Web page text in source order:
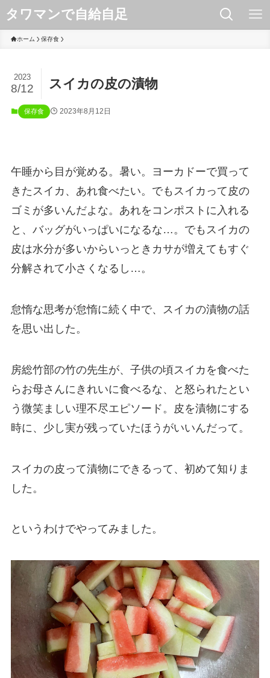
タワマンで自給自足
ホーム 保存食
スイカの皮の漬物
2023
8/12
保存食 2023年8月12日
午睡から目が覚める。暑い。ヨーカドーで買って
きたスイカ、あれ食べたい。でもスイカって皮の
ゴミが多いんだよな。あれをコンポストに入れる
と、バッグがいっぱいになるな…。でもスイカの
皮は水分が多いからいっときカサが増えてもすぐ
分解されて小さくなるし…。
怠惰な思考が怠惰に続く中で、スイカの漬物の話
を思い出した。
房総竹部の竹の先生が、子供の頃スイカを食べた
らお母さんにきれいに食べるな、と怒られたとい
う微笑ましい理不尽エピソード。皮を漬物にする
時に、少し実が残っていたほうがいいんだって。
スイカの皮って漬物にできるって、初めて知りま
した。
というわけでやってみました。